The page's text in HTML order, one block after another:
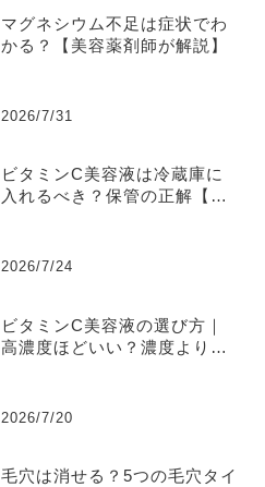
マグネシウム不足は症状でわ
かる？【美容薬剤師が解説】
2026/7/31
ビタミンC美容液は冷蔵庫に
入れるべき？保管の正解【ラ
2026/7/24
ビタミンC美容液の選び方｜
高濃度ほどいい？濃度より大
2026/7/20
毛穴は消せる？5つの毛穴タイ